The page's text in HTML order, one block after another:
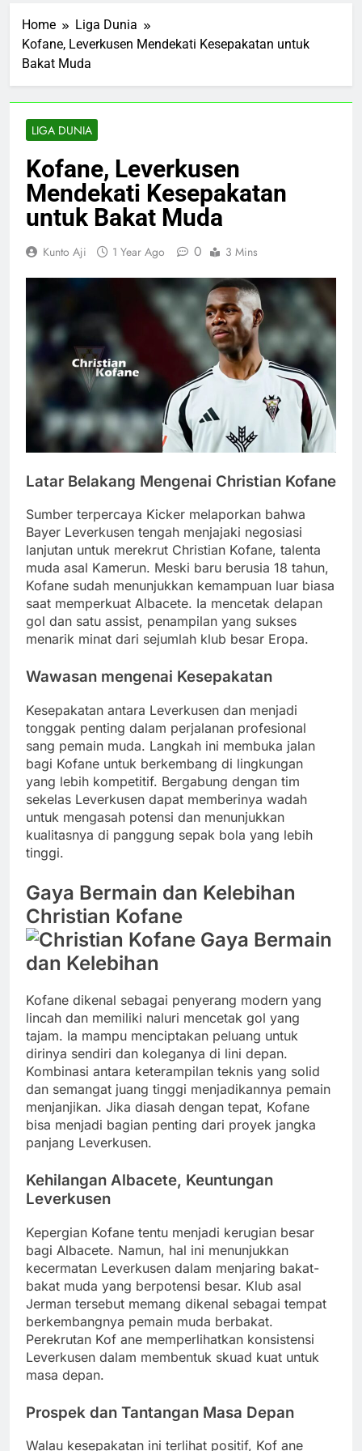
Home
Liga Dunia
Kofane, Leverkusen Mendekati Kesepakatan untuk
Bakat Muda
LIGA DUNIA
Kofane, Leverkusen
Mendekati Kesepakatan
untuk Bakat Muda
Kunto Aji 1 Year Ago 0 3 Mins
Latar Belakang Mengenai Christian Kofane
Sumber terpercaya Kicker melaporkan bahwa
Bayer Leverkusen tengah menjajaki negosiasi
lanjutan untuk merekrut Christian Kofane, talenta
muda asal Kamerun. Meski baru berusia 18 tahun,
Kofane sudah menunjukkan kemampuan luar biasa
saat memperkuat Albacete. Ia mencetak delapan
gol dan satu assist, penampilan yang sukses
menarik minat dari sejumlah klub besar Eropa.
Wawasan mengenai Kesepakatan
Kesepakatan antara Leverkusen dan menjadi
tonggak penting dalam perjalanan profesional
sang pemain muda. Langkah ini membuka jalan
bagi Kofane untuk berkembang di lingkungan
yang lebih kompetitif. Bergabung dengan tim
sekelas Leverkusen dapat memberinya wadah
untuk mengasah potensi dan menunjukkan
kualitasnya di panggung sepak bola yang lebih
tinggi.
Gaya Bermain dan Kelebihan
Christian Kofane
Kofane dikenal sebagai penyerang modern yang
lincah dan memiliki naluri mencetak gol yang
tajam. Ia mampu menciptakan peluang untuk
dirinya sendiri dan koleganya di lini depan.
Kombinasi antara keterampilan teknis yang solid
dan semangat juang tinggi menjadikannya pemain
menjanjikan. Jika diasah dengan tepat, Kofane
bisa menjadi bagian penting dari proyek jangka
panjang Leverkusen.
Kehilangan Albacete, Keuntungan
Leverkusen
Kepergian Kofane tentu menjadi kerugian besar
bagi Albacete. Namun, hal ini menunjukkan
kecermatan Leverkusen dalam menjaring bakat-
bakat muda yang berpotensi besar. Klub asal
Jerman tersebut memang dikenal sebagai tempat
berkembangnya pemain muda berbakat.
Perekrutan Kof ane memperlihatkan konsistensi
Leverkusen dalam membentuk skuad kuat untuk
masa depan.
Prospek dan Tantangan Masa Depan
Walau kesepakatan ini terlihat positif, Kof ane